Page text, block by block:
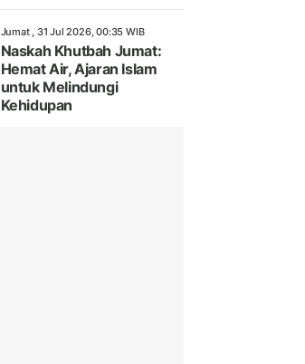
Jumat , 31 Jul 2026, 00:35 WIB
Naskah Khutbah Jumat:
Hemat Air, Ajaran Islam
untuk Melindungi
Kehidupan